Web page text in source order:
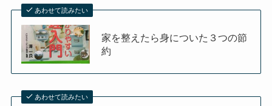
あわせて読みたい
家を整えたら身についた３つの節
約
あわせて読みたい